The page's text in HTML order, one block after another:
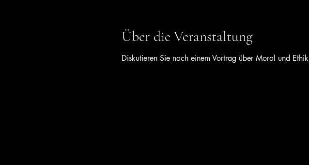
Über die Veranstaltung
Diskutieren Sie nach einem Vortrag über Moral und Ethik